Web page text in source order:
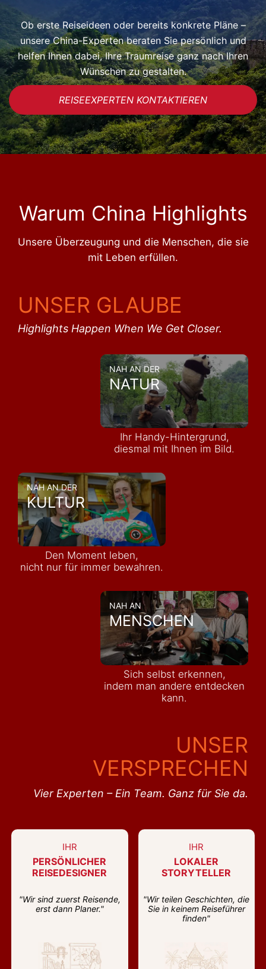
Ob erste Reiseideen oder bereits konkrete Pläne –
unsere China-Experten beraten Sie persönlich und
helfen Ihnen dabei, Ihre Traumreise ganz nach Ihren
Wünschen zu gestalten.
REISEEXPERTEN KONTAKTIEREN
Warum China Highlights
Unsere Überzeugung und die Menschen, die sie
mit Leben erfüllen.
UNSER GLAUBE
Highlights Happen When We Get Closer.
NAH AN DER
NATUR
Ihr Handy-Hintergrund,
diesmal mit Ihnen im Bild.
NAH AN DER
KULTUR
Den Moment leben,
nicht nur für immer bewahren.
NAH AN
MENSCHEN
Sich selbst erkennen,
indem man andere entdecken
kann.
UNSER
VERSPRECHEN
Vier Experten – Ein Team. Ganz für Sie da.
IHR
PERSÖNLICHER
REISEDESIGNER
"Wir sind zuerst Reisende,
erst dann Planer."
IHR
LOKALER
STORYTELLER
"Wir teilen Geschichten, die
Sie in keinem Reiseführer
finden"